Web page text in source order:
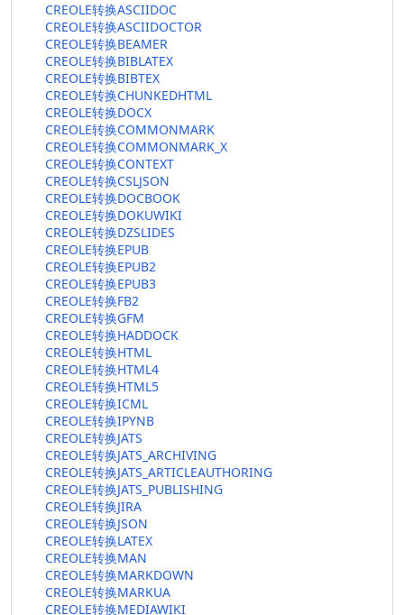
CREOLE转换ASCIIDOC
CREOLE转换ASCIIDOCTOR
CREOLE转换BEAMER
CREOLE转换BIBLATEX
CREOLE转换BIBTEX
CREOLE转换CHUNKEDHTML
CREOLE转换DOCX
CREOLE转换COMMONMARK
CREOLE转换COMMONMARK_X
CREOLE转换CONTEXT
CREOLE转换CSLJSON
CREOLE转换DOCBOOK
CREOLE转换DOKUWIKI
CREOLE转换DZSLIDES
CREOLE转换EPUB
CREOLE转换EPUB2
CREOLE转换EPUB3
CREOLE转换FB2
CREOLE转换GFM
CREOLE转换HADDOCK
CREOLE转换HTML
CREOLE转换HTML4
CREOLE转换HTML5
CREOLE转换ICML
CREOLE转换IPYNB
CREOLE转换JATS
CREOLE转换JATS_ARCHIVING
CREOLE转换JATS_ARTICLEAUTHORING
CREOLE转换JATS_PUBLISHING
CREOLE转换JIRA
CREOLE转换JSON
CREOLE转换LATEX
CREOLE转换MAN
CREOLE转换MARKDOWN
CREOLE转换MARKUA
CREOLE转换MEDIAWIKI